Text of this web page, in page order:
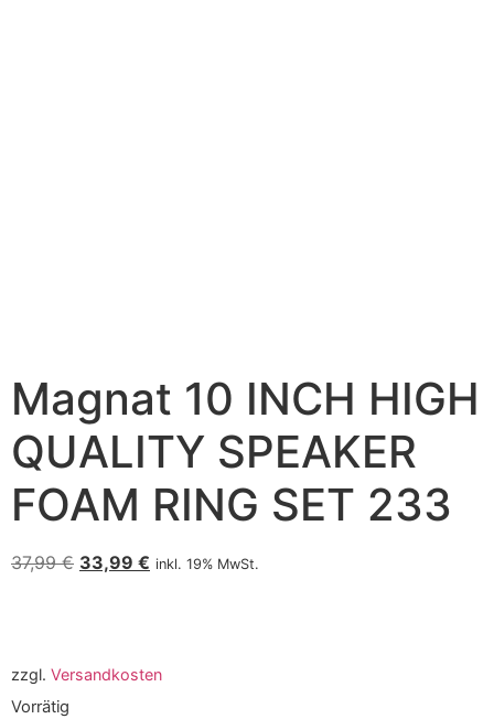
Magnat 10 INCH HIGH
QUALITY SPEAKER
FOAM RING SET 233
37,99€ 33,99 € inkl. 19% MwSt.
zzgl. Versandkosten
Vorrätig